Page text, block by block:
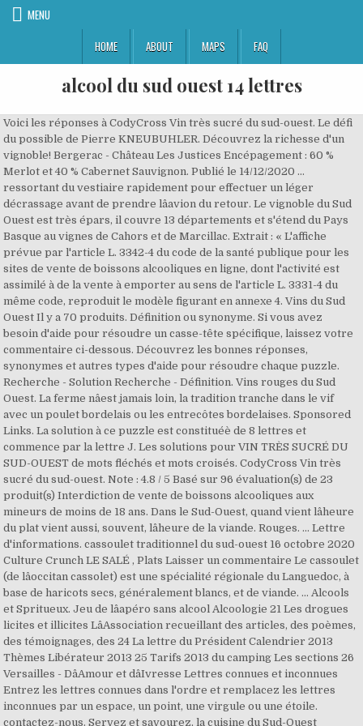
MENU
HOME
ABOUT MAPS FAQ
alcool du sud ouest 14 lettres
Voici les réponses à CodyCross Vin très sucré du sud-ouest. Le défi
du possible de Pierre KNEUBUHLER. Découvrez la richesse d'un
vignoble! Bergerac - Château Les Justices Encépagement : 60 %
Merlot et 40 % Cabernet Sauvignon. Publié le 14/12/2020 ...
ressortant du vestiaire rapidement pour effectuer un léger
décrassage avant de prendre lâavion du retour. Le vignoble du Sud
Ouest est très épars, il couvre 13 départements et s'étend du Pays
Basque au vignes de Cahors et de Marcillac. Extrait : « L'affiche
prévue par l'article L. 3342-4 du code de la santé publique pour les
sites de vente de boissons alcooliques en ligne, dont l'activité est
assimilé à de la vente à emporter au sens de l'article L. 3331-4 du
même code, reproduit le modèle figurant en annexe 4. Vins du Sud
Ouest Il y a 70 produits. Définition ou synonyme. Si vous avez
besoin d'aide pour résoudre un casse-tête spécifique, laissez votre
commentaire ci-dessous. Découvrez les bonnes réponses,
synonymes et autres types d'aide pour résoudre chaque puzzle.
Recherche - Solution Recherche - Définition. Vins rouges du Sud
Ouest. La ferme nâest jamais loin, la tradition tranche dans le vif
avec un poulet bordelais ou les entrecôtes bordelaises. Sponsored
Links. La solution à ce puzzle est constituéè de 8 lettres et
commence par la lettre J. Les solutions pour VIN TRÈS SUCRÉ DU
SUD-OUEST de mots fléchés et mots croisés. CodyCross Vin très
sucré du sud-ouest. Note : 4.8 / 5 Basé sur 96 évaluation(s) de 23
produit(s) Interdiction de vente de boissons alcooliques aux
mineurs de moins de 18 ans. Dans le Sud-Ouest, quand vient lâheure
du plat vient aussi, souvent, lâheure de la viande. Rouges. ... Lettre
d'informations. cassoulet traditionnel du sud-ouest 16 octobre 2020
Culture Crunch LE SALÉ , Plats Laisser un commentaire Le cassoulet
(de lâoccitan cassolet) est une spécialité régionale du Languedoc, à
base de haricots secs, généralement blancs, et de viande. ... Alcools
et Spritueux. Jeu de lâapéro sans alcool Alcoologie 21 Les drogues
licites et illicites LâAssociation recueillant des articles, des poèmes,
des témoignages, des 24 La lettre du Président Calendrier 2013
Thèmes Libérateur 2013 25 Tarifs 2013 du camping Les sections 26
Versailles - DâAmour et dâIvresse Lettres connues et inconnues
Entrez les lettres connues dans l'ordre et remplacez les lettres
inconnues par un espace, un point, une virgule ou une étoile.
contactez-nous. Servez et savourez, la cuisine du Sud-Ouest